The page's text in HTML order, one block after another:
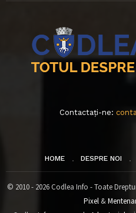
Contactați-ne:
HOME DESPRE NOI
© 2010 - 2026 Codlea Info - Toate
Pixel&